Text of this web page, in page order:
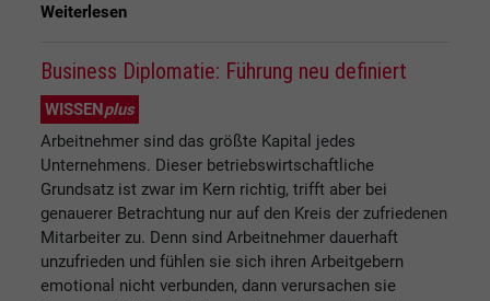
Weiterlesen
Business Diplomatie: Führung neu definiert
WISSEN plus
Arbeitnehmer sind das größte Kapital jedes
Unternehmens. Dieser betriebswirtschaftliche
Grundsatz ist zwar im Kern richtig, trifft aber bei
genauerer Betrachtung nur auf den Kreis der zufriedenen
Mitarbeiter zu. Denn sind Arbeitnehmer dauerhaft
unzufrieden und fühlen sie sich ihren Arbeitgebern
emotional nicht verbunden, dann verursachen sie